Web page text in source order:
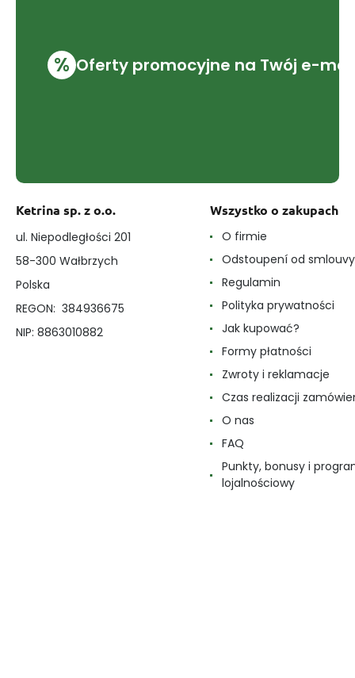
% Oferty promocyjne na Twój e-mail
Ketrina sp. z o.o.
ul. Niepodległości 201
58-300 Wałbrzych
Polska
REGON: 384936675
NIP: 8863010882
Wszystko o zakupach
O firmie
Odstoupení od smlouvy
Regulamin
Polityka prywatności
Jak kupować?
Formy płatności
Zwroty i reklamacje
Czas realizacji
O nas
FAQ
Punkty, bonusy i
lojalnościowy